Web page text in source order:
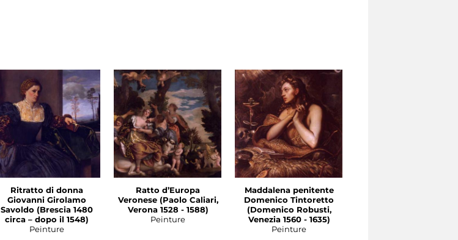
Ritratto di donna
Giovanni Girolamo
Savoldo (Brescia 1480
circa – dopo il 1548)
Peinture
Ratto d’Europa
Veronese (Paolo Caliari,
Verona 1528 - 1588)
Peinture
Maddalena penitente
Domenico Tintoretto
(Domenico Robusti,
Venezia 1560 - 1635)
Peinture